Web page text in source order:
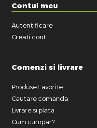
Contul meu
Autentificare
Creati cont
Comenzi si livrare
Produse Favorite
Cautare comanda
Livrare si plata
Cum cumpar?